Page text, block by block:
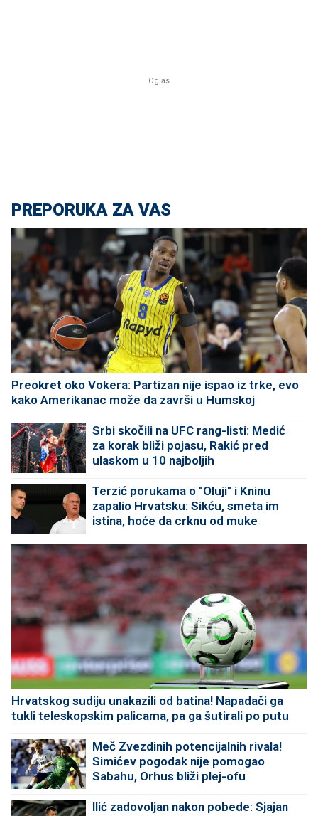
PREPORUKA ZA VAS
Preokret oko Vokera: Partizan nije ispao iz trke, evo
kako Amerikanac može da završi u Humskoj
Srbi skočili na UFC rang-listi: Medić
za korak bliži pojasu, Rakić pred
ulaskom u 10 najboljih
Terzić porukama o "Oluji" i Kninu
zapalio Hrvatsku: Sikću, smeta im
istina, hoće da crknu od muke
Hrvatskog sudiju unakazili od batina! Napadači ga
tukli teleskopskim palicama, pa ga šutirali po putu
Meč Zvezdinih potencijalnih rivala!
Simićev pogodak nije pomogao
Sabahu, Orhus bliži plej-ofu
Ilić zadovoljan nakon pobede: Sjajan